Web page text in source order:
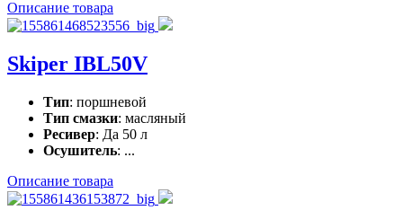
Описание товара
Skiper IBL50V
Тип: поршневой
Тип смазки: масляный
Ресивер: Да 50 л
Осушитель: ...
Описание товара